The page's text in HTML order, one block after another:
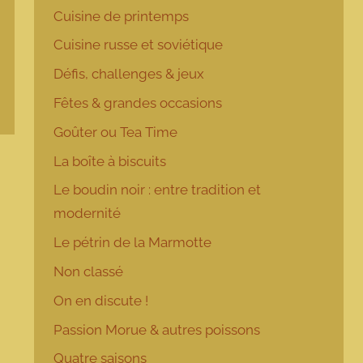
Cuisine de printemps
Cuisine russe et soviétique
Défis, challenges & jeux
Fêtes & grandes occasions
Goûter ou Tea Time
La boîte à biscuits
Le boudin noir : entre tradition et
modernité
Le pétrin de la Marmotte
Non classé
On en discute !
Passion Morue & autres poissons
Quatre saisons